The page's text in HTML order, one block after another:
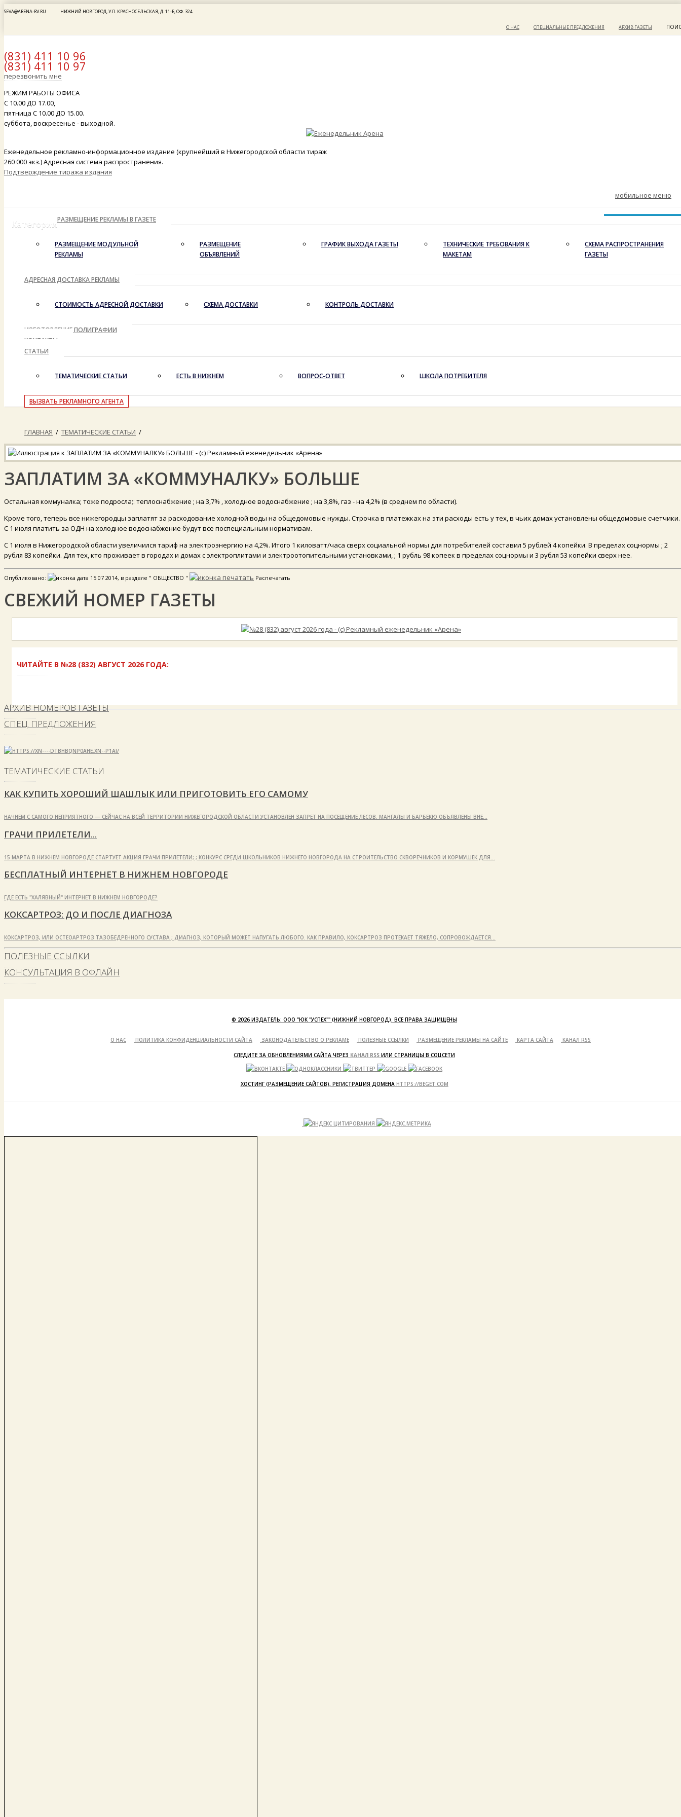
SEVA@ARENA-RV.RU НИЖНИЙ НОВГОРОД, УЛ. КРАСНОСЕЛЬСКАЯ, Д. 11-Б, ОФ. 324
О НАС СПЕЦИАЛЬНЫЕ ПРЕДЛОЖЕНИЯ АРХИВ ГАЗЕТЫ
x
(831) 411 10 96
(831) 411 10 97
перезвонить мне
РЕЖИМ РАБОТЫ ОФИСА
С 10.00 ДО 17.00,
пятница С 10.00 ДО 15.00.
суббота, воскресенье - выходной.
Еженедельное рекламно-информационное издание (крупнейший в Нижегородской области тираж
260 000 экз.) Адресная система распространения.
Подтверждение тиража издания
мобильное меню
КатегорииРАЗМЕЩЕНИЕ РЕКЛАМЫ В ГАЗЕТЕ
РАЗМЕЩЕНИЕ МОДУЛЬНОЙ
РЕКЛАМЫ
РАЗМЕЩЕНИЕ
ОБЪЯВЛЕНИЙ
ГРАФИК ВЫХОДА ГАЗЕТЫ
ТЕХНИЧЕСКИЕ ТРЕБОВАНИЯ К
МАКЕТАМ
СХЕМА РАСПРОСТРАНЕНИЯ
ГАЗЕТЫ
АДРЕСНАЯ ДОСТАВКА РЕКЛАМЫ
СТОИМОСТЬ АДРЕСНОЙ ДОСТАВКИ СХЕМА ДОСТАВКИ КОНТРОЛЬ ДОСТАВКИ
ИЗГОТОВЛЕНИЕ ПОЛИГРАФИИ
КОНТАКТЫ
СТАТЬИ
ТЕМАТИЧЕСКИЕ СТАТЬИ ЕСТЬ В НИЖНЕМ ВОПРОС-ОТВЕТ ШКОЛА ПОТРЕБИТЕЛЯ
ВЫЗВАТЬ РЕКЛАМНОГО АГЕНТА
ГЛАВНАЯ / ТЕМАТИЧЕСКИЕ СТАТЬИ /
ЗАПЛАТИМ ЗА «КОММУНАЛКУ» БОЛЬШЕ
Остальная коммуналка; тоже подросла;: теплоснабжение ; на 3,7% , холодное водоснабжение ; на 3,8%, газ - на 4,2% (в среднем по области).
Кроме того, теперь все нижегородцы заплатят за расходование холодной воды на общедомовые нужды. Строчка в платежках на эти расходы есть у тех, в чьих домах установлены общедомовые счетчики.
С 1 июля платить за ОДН на холодное водоснабжение будут все поспециальным нормативам.
С 1 июля в Нижегородской области увеличился тариф на электроэнергию на 4,2%. Итого 1 киловатт/часа сверх социальной нормы для потребителей составил 5 рублей 4 копейки. В пределах соцнормы ; 2
рубля 83 копейки. Для тех, кто проживает в городах и домах с электроплитами и электроотопительными установками, ; 1 рубль 98 копеек в пределах соцнормы и 3 рубля 53 копейки сверх нее.
Опубликовано: 15 07 2014, в разделе " ОБЩЕСТВО " Распечатать
СВЕЖИЙ НОМЕР ГАЗЕТЫ
ЧИТАЙТЕ В №28 (832) АВГУСТ 2026 ГОДА:
АРХИВ НОМЕРОВ ГАЗЕТЫ
СПЕЦ. ПРЕДЛОЖЕНИЯ
ТЕМАТИЧЕСКИЕ СТАТЬИ
КАК КУПИТЬ ХОРОШИЙ ШАШЛЫК ИЛИ ПРИГОТОВИТЬ ЕГО САМОМУ
НАЧНЕМ С САМОГО НЕПРИЯТНОГО — СЕЙЧАС НА ВСЕЙ ТЕРРИТОРИИ НИЖЕГОРОДСКОЙ ОБЛАСТИ УСТАНОВЛЕН ЗАПРЕТ НА ПОСЕЩЕНИЕ ЛЕСОВ. МАНГАЛЫ И БАРБЕКЮ ОБЪЯВЛЕНЫ ВНЕ…
ГРАЧИ ПРИЛЕТЕЛИ...
15 МАРТА В НИЖНЕМ НОВГОРОДЕ СТАРТУЕТ АКЦИЯ ГРАЧИ ПРИЛЕТЕЛИ; ; КОНКУРС СРЕДИ ШКОЛЬНИКОВ НИЖНЕГО НОВГОРОДА НА СТРОИТЕЛЬСТВО СКВОРЕЧНИКОВ И КОРМУШЕК ДЛЯ…
БЕСПЛАТНЫЙ ИНТЕРНЕТ В НИЖНЕМ НОВГОРОДЕ
ГДЕ ЕСТЬ "ХАЛЯВНЫЙ" ИНТЕРНЕТ В НИЖНЕМ НОВГОРОДЕ?
КОКСАРТРОЗ: ДО И ПОСЛЕ ДИАГНОЗА
КОКСАРТРОЗ, ИЛИ ОСТЕОАРТРОЗ ТАЗОБЕДРЕННОГО СУСТАВА ; ДИАГНОЗ, КОТОРЫЙ МОЖЕТ НАПУГАТЬ ЛЮБОГО. КАК ПРАВИЛО, КОКСАРТРОЗ ПРОТЕКАЕТ ТЯЖЕЛО, СОПРОВОЖДАЕТСЯ…
ПОЛЕЗНЫЕ ССЫЛКИ
КОНСУЛЬТАЦИЯ В ОФЛАЙН
© 2026 ИЗДАТЕЛЬ: ООО "ЮК "УСПЕХ"" (НИЖНИЙ НОВГОРОД). ВСЕ ПРАВА ЗАЩИЩЕНЫ
О НАС ПОЛИТИКА КОНФИДЕНЦИАЛЬНОСТИ САЙТА ЗАКОНОДАТЕЛЬСТВО О РЕКЛАМЕ ПОЛЕЗНЫЕ ССЫЛКИ РАЗМЕЩЕНИЕ РЕКЛАМЫ НА САЙТЕ КАРТА САЙТА КАНАЛ RSS
СЛЕДИТЕ ЗА ОБНОВЛЕНИЯМИ САЙТА ЧЕРЕЗ КАНАЛ RSS ИЛИ СТРАНИЦЫ В СОЦСЕТИ
ХОСТИНГ (РАЗМЕЩЕНИЕ САЙТОВ), РЕГИСТРАЦИЯ ДОМЕНА HTTPS://BEGET.COM